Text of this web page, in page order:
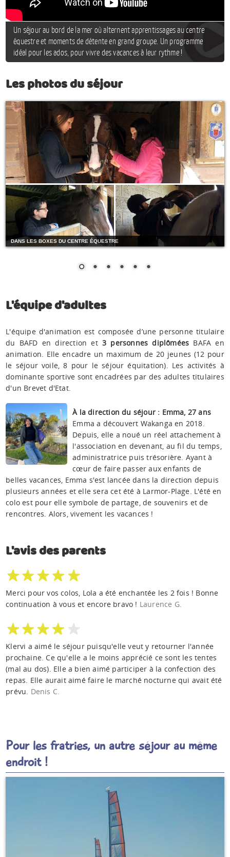
Un séjour au bord de la mer où alternent apprentissages au centre
équestre et moments de détente en grand groupe. Un programme
idéal pour les ados, pour vivre des vacances à leur rythme !
Les photos du séjour
DANS LES BOXES DU CENTRE ÉQUESTRE
L'équipe d'adultes
L'équipe d'animation est composée d’une personne titulaire
du BAFD en direction et 3 personnes diplômées BAFA en
animation. Elle encadre un maximum de 20 jeunes (12 pour
le séjour voile, 8 pour le séjour équitation). Les activités à
dominante sportive sont encadrées par des adultes titulaires
d'un Brevet d'Etat.
À la direction du séjour : Emma, 27 ans
Emma a découvert Wakanga en 2018.
Depuis, elle a noué un réel attachement à
l'association en devenant, au fil du temps,
administratrice puis trésorière. Ayant à
cœur de faire passer aux enfants de
belles vacances, Emma s'est lancée dans la direction depuis
plusieurs années et elle sera cet été à Larmor-Plage. L'été en
colo est pour elle symbole de partage, de souvenirs et de
rencontres. Alors, vivement les vacances !
L'avis des parents
Merci pour vos colos, Lola a été enchantée les 2 fois ! Bonne
continuation à vous et encore bravo ! Laurence G.
Klervi a aimé le séjour puisqu'elle veut y retourner l'année
prochaine. Ce qu'elle a le moins apprécié ce sont les tentes
(mal au dos). Elle a bien aimé participer à la confection des
repas. Elle aurait aimé faire le marché nocturne qui avait été
prévu. Denis C.
Pour les fratries, un autre séjour au même
endroit !